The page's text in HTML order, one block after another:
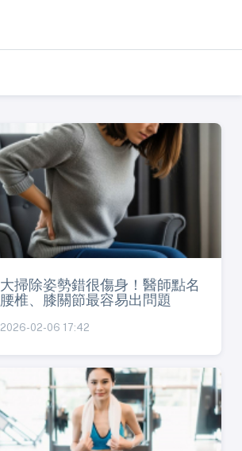
大掃除姿勢錯很傷身！醫師點名
腰椎、膝關節最容易出問題
2026-02-06 17:42